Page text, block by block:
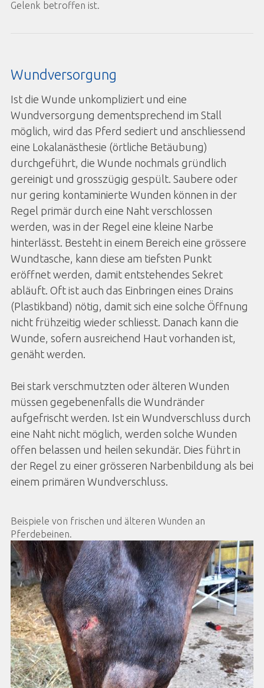
Gelenk betroffen ist.
Wundversorgung
Ist die Wunde unkompliziert und eine
Wundversorgung dementsprechend im Stall
möglich, wird das Pferd sediert und anschliessend
eine Lokalanästhesie (örtliche Betäubung)
durchgeführt, die Wunde nochmals gründlich
gereinigt und grosszügig gespült. Saubere oder
nur gering kontaminierte Wunden können in der
Regel primär durch eine Naht verschlossen
werden, was in der Regel eine kleine Narbe
hinterlässt. Besteht in einem Bereich eine grössere
Wundtasche, kann diese am tiefsten Punkt
eröffnet werden, damit entstehendes Sekret
abläuft. Oft ist auch das Einbringen eines Drains
(Plastikband) nötig, damit sich eine solche Öffnung
nicht frühzeitig wieder schliesst. Danach kann die
Wunde, sofern ausreichend Haut vorhanden ist,
genäht werden.
Bei stark verschmutzten oder älteren Wunden
müssen gegebenenfalls die Wundränder
aufgefrischt werden. Ist ein Wundverschluss durch
eine Naht nicht möglich, werden solche Wunden
offen belassen und heilen sekundär. Dies führt in
der Regel zu einer grösseren Narbenbildung als bei
einem primären Wundverschluss.
Beispiele von frischen und älteren Wunden an
Pferdebeinen.